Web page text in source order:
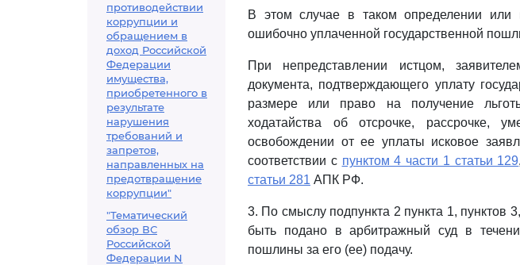
противодействии
коррупции и
обращением в
доход Российской
Федерации
имущества,
приобретенного в
результате
нарушения
требований и
запретов,
направленных на
предотвращение
коррупции"
"Тематический
обзор ВС
Российской
Федерации N
В этом случае в таком определении или
ошибочно уплаченной государственной
При непредставлении истцом,
документа, подтверждающего уплату
размере или право на получение
ходатайства об отсрочке, рассрочке,
освобождении от ее уплаты исковое
соответствии с пунктом 4 части 1 статьи 129,
статьи 281 АПК РФ.
3. По смыслу подпункта 2 пункта 1,
быть подано в арбитражный суд в
пошлины за его (ее) подачу.